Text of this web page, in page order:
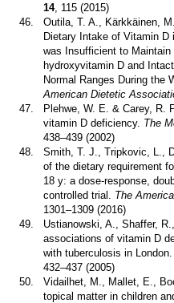
14, 115 (2015)
46.
Outila, T. A., Kärkkäinen,
Dietary Intake of Vitamin D
was Insufficient to
hydroxyvitamin D and
Normal Ranges During the
American Dietetic
47.
Plehwe, W. E. & Carey, R.
vitamin D deficiency. The
438–439 (2002)
48.
Smith, T. J., Tripkovic, L.,
of the dietary requirement
18 y: a dose-response,
controlled trial. The
1301–1309 (2016)
49.
Ustianowski, A., Shaffer,
associations of vitamin D
with tuberculosis in London.
432–437 (2005)
50.
Vidailhet, M., Mallet, E.,
topical matter in children